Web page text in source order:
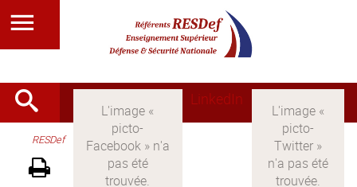
LinkedIn
RESDef